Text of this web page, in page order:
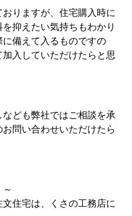
りますが、住宅購入時に
抑えたい気持ちもわかり
備えて入るものですの
入していただけたらと思
ども弊社ではご相談を承
問い合わせいただけたら
住宅は、くさの工務店に